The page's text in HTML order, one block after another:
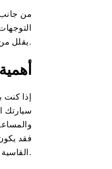
من
يقلل من فرص الوقوع في فخ الأسعار المرتفعة أو المعاملات غير الموثوقة.
إذا
سيارتك
القاسية.